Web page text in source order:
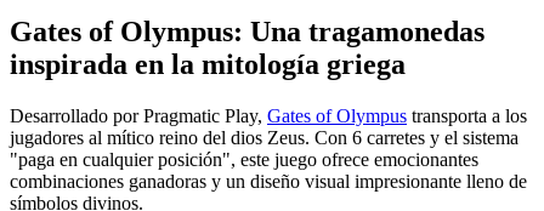
Gates of Olympus: Una tragamonedas
inspirada en la mitología griega
Desarrollado por Pragmatic Play, Gates of Olympus transporta a los
jugadores al mítico reino del dios Zeus. Con 6 carretes y el sistema
"paga en cualquier posición", este juego ofrece emocionantes
combinaciones ganadoras y un diseño visual impresionante lleno de
símbolos divinos.